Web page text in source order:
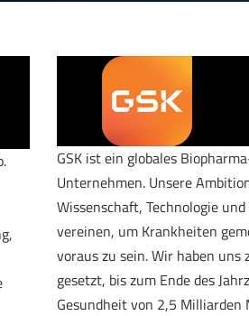
GSK ist ein globales
Unternehmen. Unsere
Wissenschaft, Technologie
vereinen, um Krankheiten
voraus zu sein. Wir haben uns
gesetzt, bis zum Ende des
Gesundheit von 2,5 Milliarden